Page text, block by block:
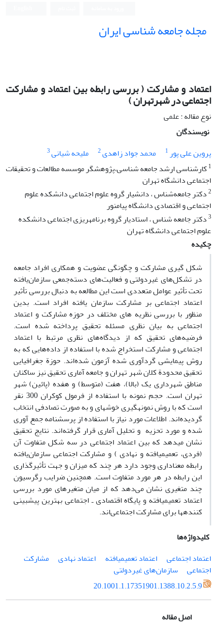
مجله جامعه شناسی ایران
اعتماد و مشارکت ( بررسی رابطه بین اعتماد و مشارکت
اجتماعی در شهرتهران )
نوع مقاله : علمی
نویسندگان
پروین علی پور1 محمد جواد زاهدی2 ملیحه شیانی3
1کارشناسی ارشد جامعه‏ شناسی،پژوهشگر موسسه مطالعات و تحقیقات
اجتماعی دانشگاه تهران
2دکتر جامعه‌شناس ، دانشیار گروه علوم اجتماعی دانشکده علوم
اجتماعی و اقتصادی دانشگاه پیام‏نور
3دکتر جامعه شناس ، استادیار گروه برنامه‏ریزی اجتماعی دانشکده
علوم اجتماعی دانشگاه تهران
چکیده
شکل گیری مشارکت و چگونگی عضویت و همکاری افراد جامعه
در تشکل‌های غیردولتی و فعالیت‌های دسته‌جمعی سازمان‌یافته
تحت تأثیر عوامل متعددی است این مطالعه به دنبال بررسی تأثیر
اعتماد اجتماعی بر مشارکت سازمان یافته افراد است. بدین
منظور با بررسی نظریه های مختلف در حوزه مشارکت و اعتماد
اجتماعی به بیان نظری مسئله تحقیق پرداخته شده است.
فرضیه‌های تحقیق که از دیدگاه‌های نظری مرتبط با اعتماد
اجتماعی و مشارکت استخراج شده با استفاده از داده‌هایی که به
روش پیمایشی گردآوری شده آزمون شده‌اند. حوزة جغرافیایی
تحقیق محدودة کلان شهر تهران و جامعه‌ آماری تحقیق نیز ساکنان
مناطق شهرداری یک (بالا)، هفت (متوسط) و هفده (پائین) شهر
تهران است. حجم نمونه با استفاده از فرمول کوکران 300 نقر
است که با روش نمونه‏گیری خوشه‏ای و به صورت تصادفی انتخاب
گردیده‌اند. اطلاعات مورد نیاز با استفاده از پرسشنامه جمع آوری
شده و مورد تحزیه و تحلیل آماری قرار گرفته‌اند. نتایج تحقیق
نشان می‏دهد که بین اعتماد اجتماعی در سه شکل متفاوت آن
(فردی، تعمیم‏یافته و نهادی ) و مشارکت اجتماعی سازمان‌یافته
رابطه معناداری وجود دارد هر چند که میزان و جهت تأثیرگذاری
این رابطه در هر مورد متفاوت است. همچنین ضرایب رگرسیون
چند متغیری نشان می‌دهد که از میان متغیرهای مورد بررسی
اعتماد تعمیم‏یافته و پایگاه اقتصادی ـ اجتماعی بهترین پیش‏بینی
کننده‏ها برای مشارکت اجتماعی‌اند.
کلیدواژه‌ها
اعتماد اجتماعی
اعتماد تعمیم‏یافته اعتماد نهادی
مشارکت
اجتماعی
سازمان‌های غیردولتی
20.1001.1.17351901.1388.10.2.5.9
اصل مقاله